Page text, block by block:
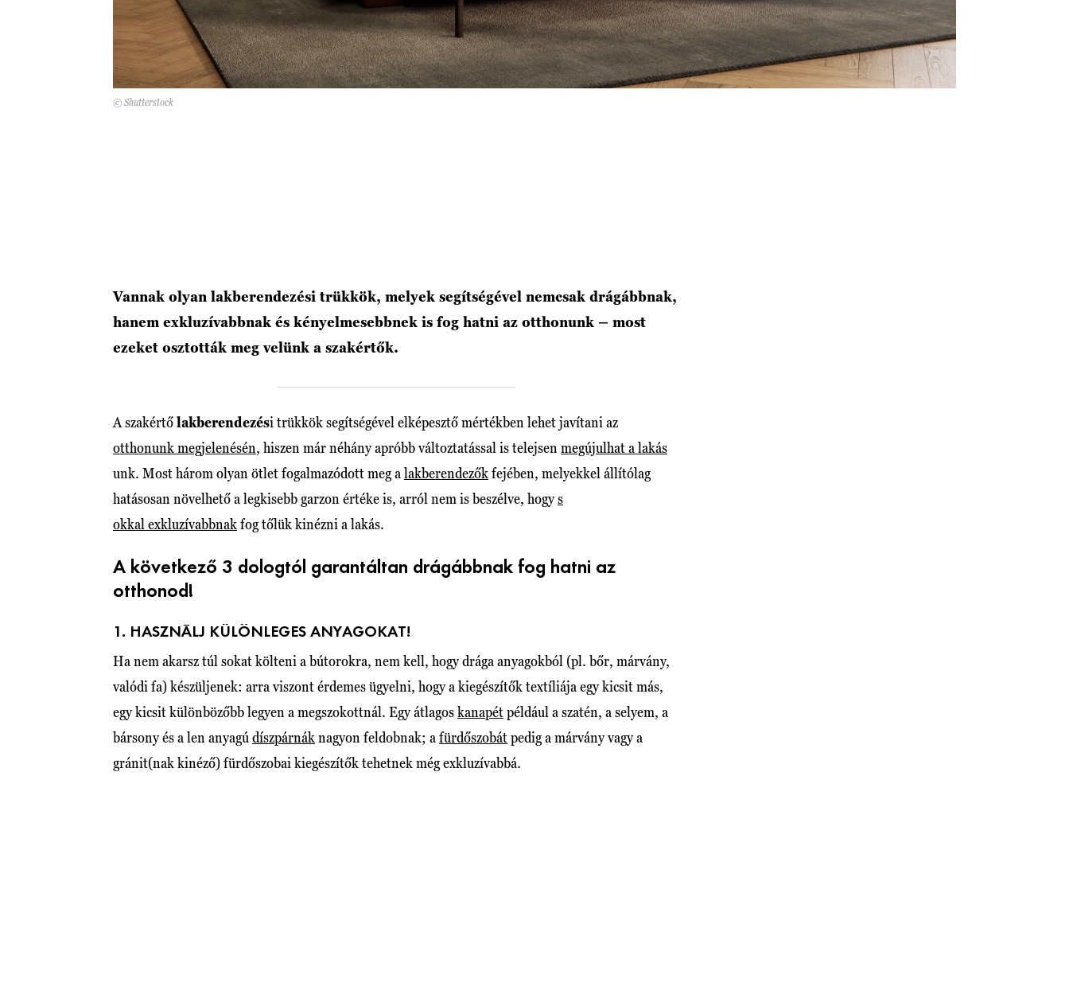
© Shutterstock
Vannak olyan lakberendezési trükkök, melyek segítségével nemcsak drágábbnak,
hanem exkluzívabbnak és kényelmesebbnek is fog hatni az otthonunk – most
ezeket osztották meg velünk a szakértők.
A szakértőlakberendezési trükkök segítségével elképesztő mértékben lehet javítani az
otthonunk megjelenésén, hiszen már néhány apróbb változtatással is telejsen megújulhat a lakás
unk. Most három olyan ötlet fogalmazódott meg a lakberendezőkfejében, melyekkel állítólag
hatásosan növelhető a legkisebb garzon értéke is, arról nem is beszélve, hogys
okkal exkluzívabbnakfog tőlük kinézni a lakás.
A következő 3 dologtól garantáltan drágábbnak fog hatni az
otthonod!
1. HASZNÁLJ KÜLÖNLEGES ANYAGOKAT!
Ha nem akarsz túl sokat költeni a bútorokra, nem kell, hogy drága anyagokból (pl. bőr, márvány,
valódi fa) készüljenek: arra viszont érdemes ügyelni, hogy a kiegészítők textíliája egy kicsit más,
egy kicsit különbözőbb legyen a megszokottnál. Egy átlagoskanapétpéldául a szatén, a selyem, a
bársony és a len anyagú díszpárnáknagyon feldobnak; a fürdőszobátpedig a márvány vagy a
gránit(nak kinéző) fürdőszobai kiegészítők tehetnek még exkluzívabbá.